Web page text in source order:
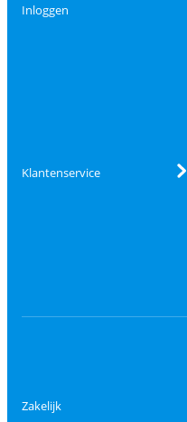
Inloggen
Klantenservice
Zakelijk